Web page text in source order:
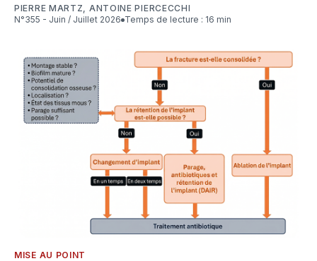
PIERRE MARTZ, ANTOINE PIERCECCHI
N°355 - Juin / Juillet 2026
Temps de lecture : 16 min
MISE AU POINT